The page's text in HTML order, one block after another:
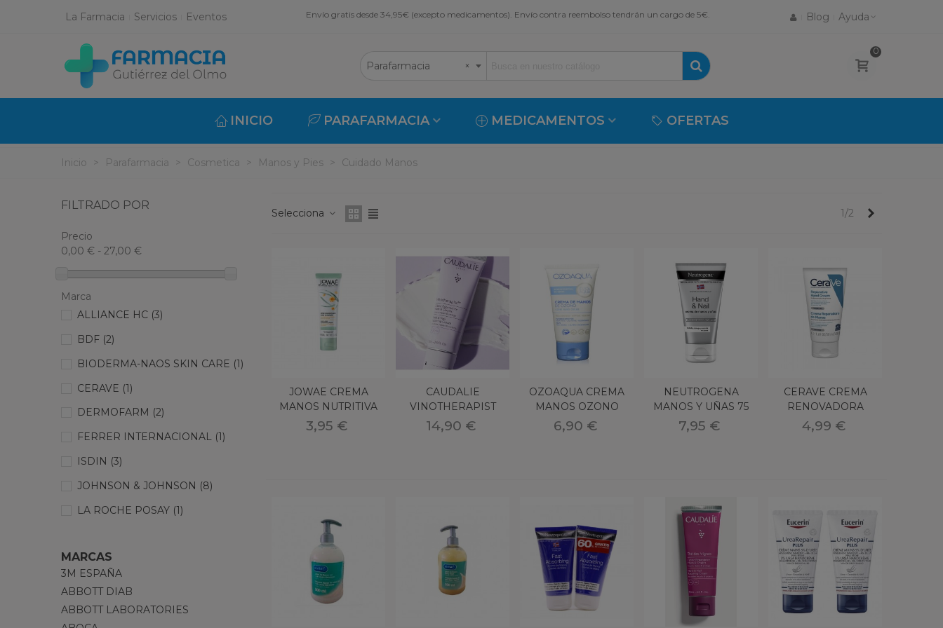
La Farmacia Servicios Eventos Envío gratis desde 34,95€ (excepto medicamentos). Envío contra reembolso tendrán un cargo de 5€. Blog Ayuda
×
Parafarmacia
0
INICIO PARAFARMACIA MEDICAMENTOS OFERTAS
Inicio > Parafarmacia > Cosmetica > Manos y Pies > Cuidado Manos
FILTRADO POR
Precio
0,00 € - 27,00 €
Marca
ALLIANCE HC (3)
BDF (2)
BIODERMA-NAOS SKIN CARE (1)
CERAVE (1)
DERMOFARM (2)
FERRER INTERNACIONAL (1)
ISDIN (3)
JOHNSON & JOHNSON (8)
LA ROCHE POSAY (1)
OZOAQUA
RECKITT BENCKISER HEALTHCARE
MARCAS
3M ESPAÑA
ABBOTT DIAB
ABBOTT LABORATORIES
Selecciona 1/2
JOWAE CREMA
MANOS NUTRITIVA
50 ML
3,95 €
CAUDALIE
VINOTHERAPIST
CREMA MANOS
UÑAS 2X75ML
14,90 €
OZOAQUA CREMA
MANOS OZONO
50ML
6,90 €
NEUTROGENA
MANOS Y UÑAS 75
ML
7,95 €
CERAVE CREMA
RENOVADORA
MANOS 50 ML
4,99 €